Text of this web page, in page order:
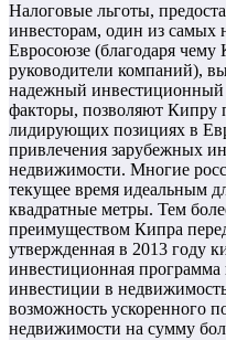
Налоговые льготы,
инвесторам, один из самых
Евросоюзе (благодаря
руководители компаний),
надежный инвестиционный
факторы, позволяют Кипру
лидирующих позициях в
привлечения зарубежных
недвижимости. Многие
текущее время идеальным
квадратные метры. Тем
преимуществом Кипра
утвержденная в 2013 году
инвестиционная программа
инвестиции в
возможность ускоренного
недвижимости на сумму